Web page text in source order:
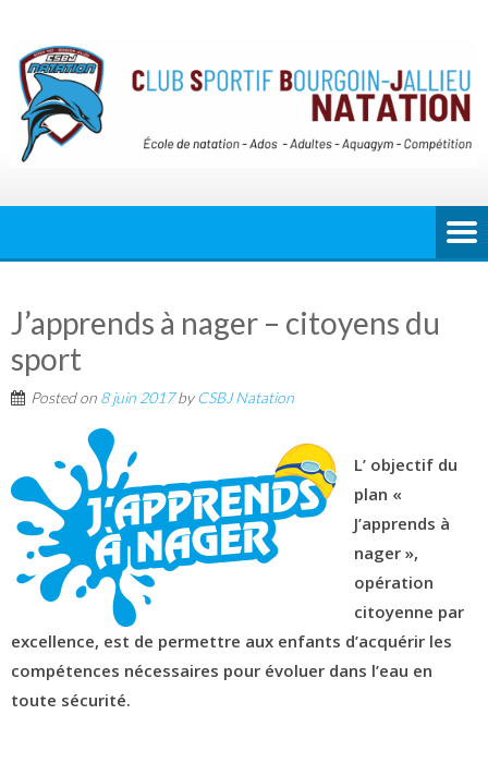
J’apprends à nager – citoyens du
sport
Posted on 8 juin 2017by CSBJ Natation
L’ objectif du
plan «
J’apprends à
nager »,
opération
citoyenne par
excellence, est de permettre aux enfants d’acquérir les
compétences nécessaires pour évoluer dans l’eau en
toute sécurité.